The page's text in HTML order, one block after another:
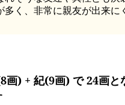
多く、非常に親友が出来に
画) + 紀(9画) で 24画と